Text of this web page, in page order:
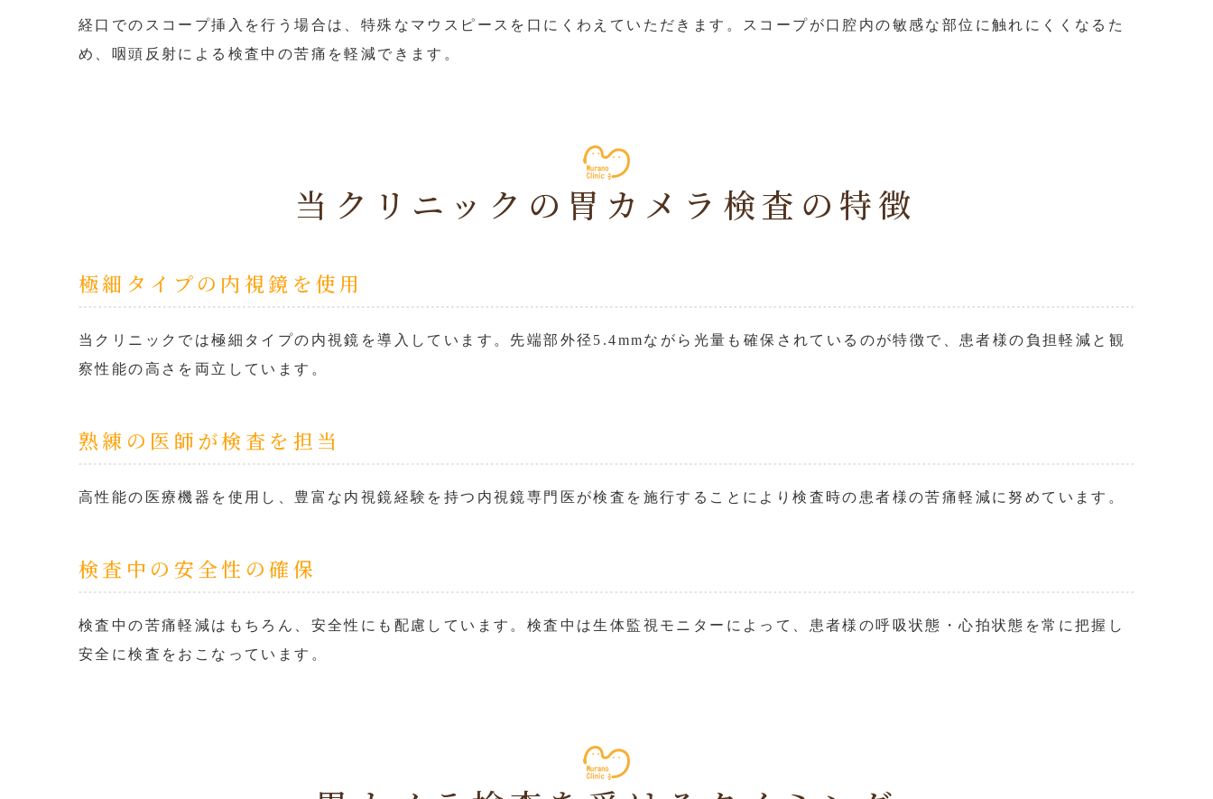
経口でのスコープ挿入を行う場合は、特殊なマウスピースを口にくわえていただきます。スコープが口腔内の敏感な部位に触れにくくなるた
め、咽頭反射による検査中の苦痛を軽減できます。
当クリニックの胃カメラ検査の特徴
極細タイプの内視鏡を使用
当クリニックでは極細タイプの内視鏡を導入しています。先端部外径5.4mmながら光量も確保されているのが特徴で、患者様の負担軽減と観
察性能の高さを両立しています。
熟練の医師が検査を担当
高性能の医療機器を使用し、豊富な内視鏡経験を持つ内視鏡専門医が検査を施行することにより検査時の患者様の苦痛軽減に努めています。
検査中の安全性の確保
検査中の苦痛軽減はもちろん、安全性にも配慮しています。検査中は生体監視モニターによって、患者様の呼吸状態・心拍状態を常に把握し
安全に検査をおこなっています。